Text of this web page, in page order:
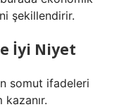
şekillendirir.
İyi Niyet
somut ifadeleri